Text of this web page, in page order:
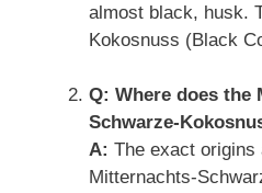
almost black, husk.
Kokosnuss (Black
Q: Where does the
Schwarze-
A: The exact origins
Mitternachts-